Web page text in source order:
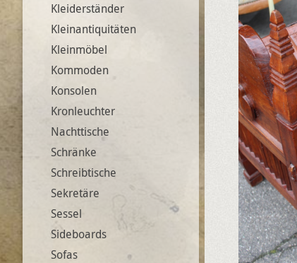
Kleiderständer
Kleinantiquitäten
Kleinmöbel
Kommoden
Konsolen
Kronleuchter
Nachttische
Schränke
Schreibtische
Sekretäre
Sessel
Sideboards
Sofas